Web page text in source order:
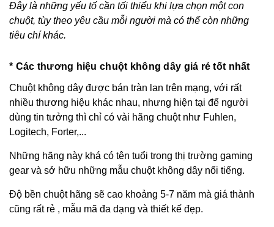
Đây là những yếu tố cần tối thiểu khi lựa chọn một con
chuột, tùy theo yêu cầu mỗi người mà có thể còn những
tiêu chí khác.
* Các thương hiệu chuột không dây giá rẻ tốt nhất
Chuột không dây được bán tràn lan trên mạng, với rất
nhiều thương hiệu khác nhau, nhưng hiện tại để người
dùng tin tưởng thì chỉ có vài hãng chuột như Fuhlen,
Logitech, Forter,...
Những hãng này khá có tên tuổi trong thị trường gaming
gear và sở hữu những mẫu chuột không dây nổi tiếng.
Độ bền chuột hãng sẽ cao khoảng 5-7 năm mà giá thành
cũng rất rẻ , mẫu mã đa dạng và thiết kế đẹp.